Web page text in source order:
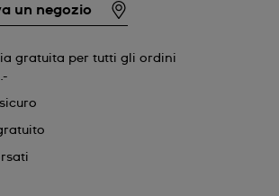
un negozio
gratuita per tutti gli ordini